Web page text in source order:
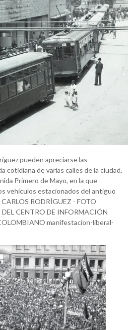
pueden apreciarse las
cotidiana de varias calles de la ciudad,
Primero de Mayo, en la que
vehículos estacionados del antiguo
RODRÍGUEZ - FOTO
CENTRO DE INFORMACIÓN
manifestacion-liberal-